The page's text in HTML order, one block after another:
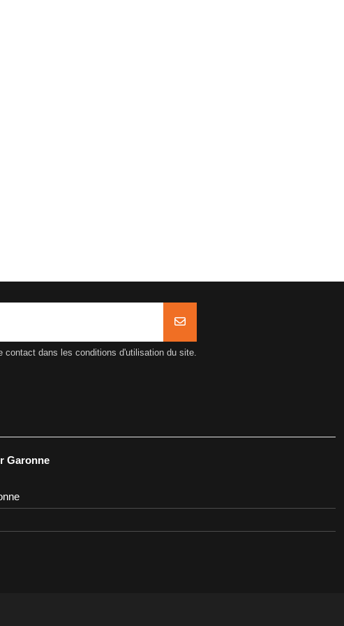
dans les conditions d'utilisation du site.
Garonne